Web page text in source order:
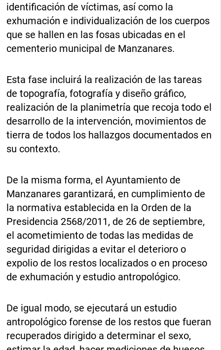
identificación de víctimas, así como la
exhumación e individualización de los cuerpos
que se hallen en las fosas ubicadas en el
cementerio municipal de Manzanares.
Esta fase incluirá la realización de las tareas
de topografía, fotografía y diseño gráfico,
realización de la planimetría que recoja todo el
desarrollo de la intervención, movimientos de
tierra de todos los hallazgos documentados en
su contexto.
De la misma forma, el Ayuntamiento de
Manzanares garantizará, en cumplimiento de
la normativa establecida en la Orden de la
Presidencia 2568/2011, de 26 de septiembre,
el acometimiento de todas las medidas de
seguridad dirigidas a evitar el deterioro o
expolio de los restos localizados o en proceso
de exhumación y estudio antropológico.
De igual modo, se ejecutará un estudio
antropológico forense de los restos que fueran
recuperados dirigido a determinar el sexo,